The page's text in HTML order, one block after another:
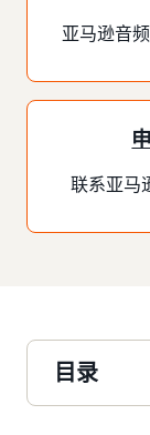
亚马逊音
联系亚马
目录